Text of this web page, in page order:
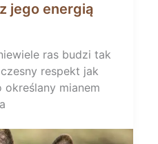
jego energią
ras budzi tak
respekt jak
określany mianem